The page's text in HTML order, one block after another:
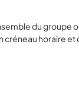
du groupe
créneau horaire et